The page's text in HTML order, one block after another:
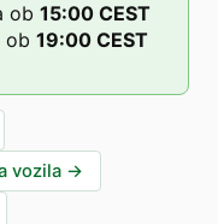
ob 15:00 CEST
ob 19:00 CEST
vozila →